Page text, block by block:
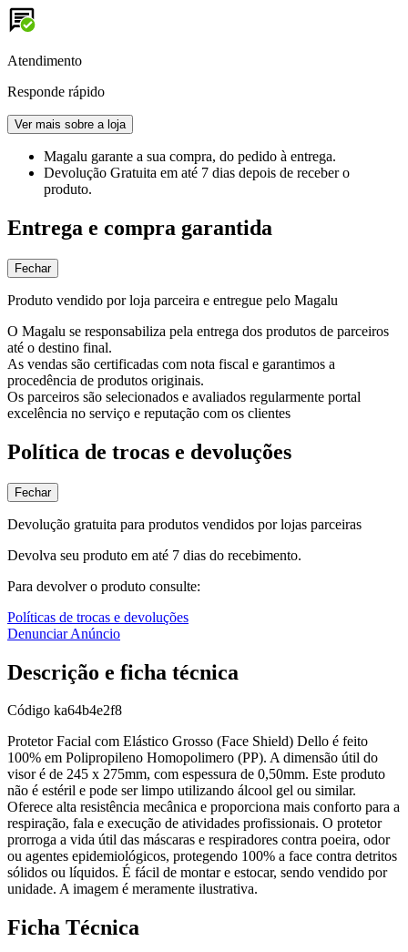
Atendimento
Responde rápido
Ver mais sobre a loja
Magalu garante a sua compra, do pedido à entrega.
Devolução Gratuita em até 7 dias depois de receber o
produto.
Entrega e compra garantida
Fechar
Produto vendido por loja parceira e entregue pelo Magalu
O Magalu se responsabiliza pela entrega dos produtos de parceiros
até o destino final.
As vendas são certificadas com nota fiscal e garantimos a
procedência de produtos originais.
Os parceiros são selecionados e avaliados regularmente portal
excelência no serviço e reputação com os clientes
Política de trocas e devoluções
Fechar
Devolução gratuita para produtos vendidos por lojas parceiras
Devolva seu produto em até 7 dias do recebimento.
Para devolver o produto consulte:
Políticas de trocas e devoluções
Denunciar Anúncio
Descrição e ficha técnica
Código ka64b4e2f8
Protetor Facial com Elástico Grosso (Face Shield) Dello é feito
100% em Polipropileno Homopolimero (PP). A dimensão útil do
visor é de 245 x 275mm, com espessura de 0,50mm. Este produto
não é estéril e pode ser limpo utilizando álcool gel ou similar.
Oferece alta resistência mecânica e proporciona mais conforto para a
respiração, fala e execução de atividades profissionais. O protetor
prorroga a vida útil das máscaras e respiradores contra poeira, odor
ou agentes epidemiológicos, protegendo 100% a face contra detritos
sólidos ou líquidos. É fácil de montar e estocar, sendo vendido por
unidade. A imagem é meramente ilustrativa.
Ficha Técnica